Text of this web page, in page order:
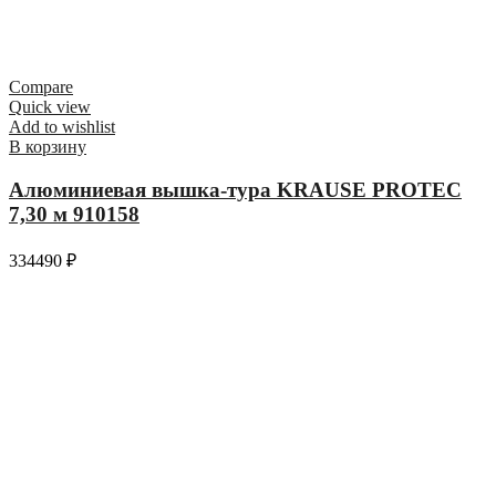
Compare
Quick view
Add to wishlist
В корзину
Алюминиевая вышка-тура KRAUSE PROTEC
7,30 м 910158
334490 ₽